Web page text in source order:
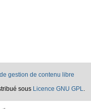
gestion de contenu libre
sous Licence GNU GPL.